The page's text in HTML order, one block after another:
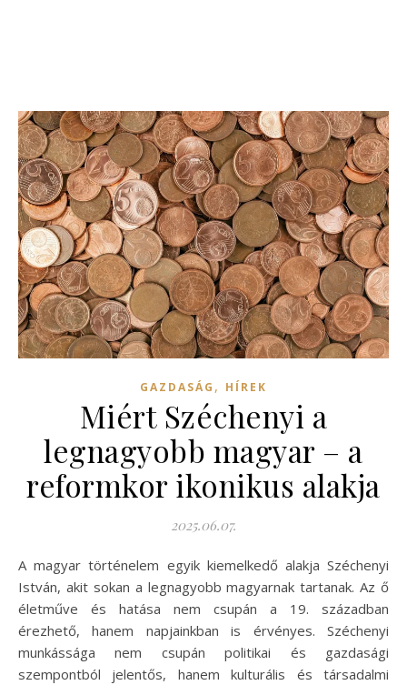
GAZDASÁG , HÍREK
Miért Széchenyi a
legnagyobb magyar – a
reformkor ikonikus alakja
2025.06.07.
A magyar történelem egyik kiemelkedő alakja Széchenyi
István, akit sokan a legnagyobb magyarnak tartanak. Az ő
életműve és hatása nem csupán a 19. században
érezhető, hanem napjainkban is érvényes. Széchenyi
munkássága nem csupán politikai és gazdasági
szempontból jelentős, hanem kulturális és társadalmi